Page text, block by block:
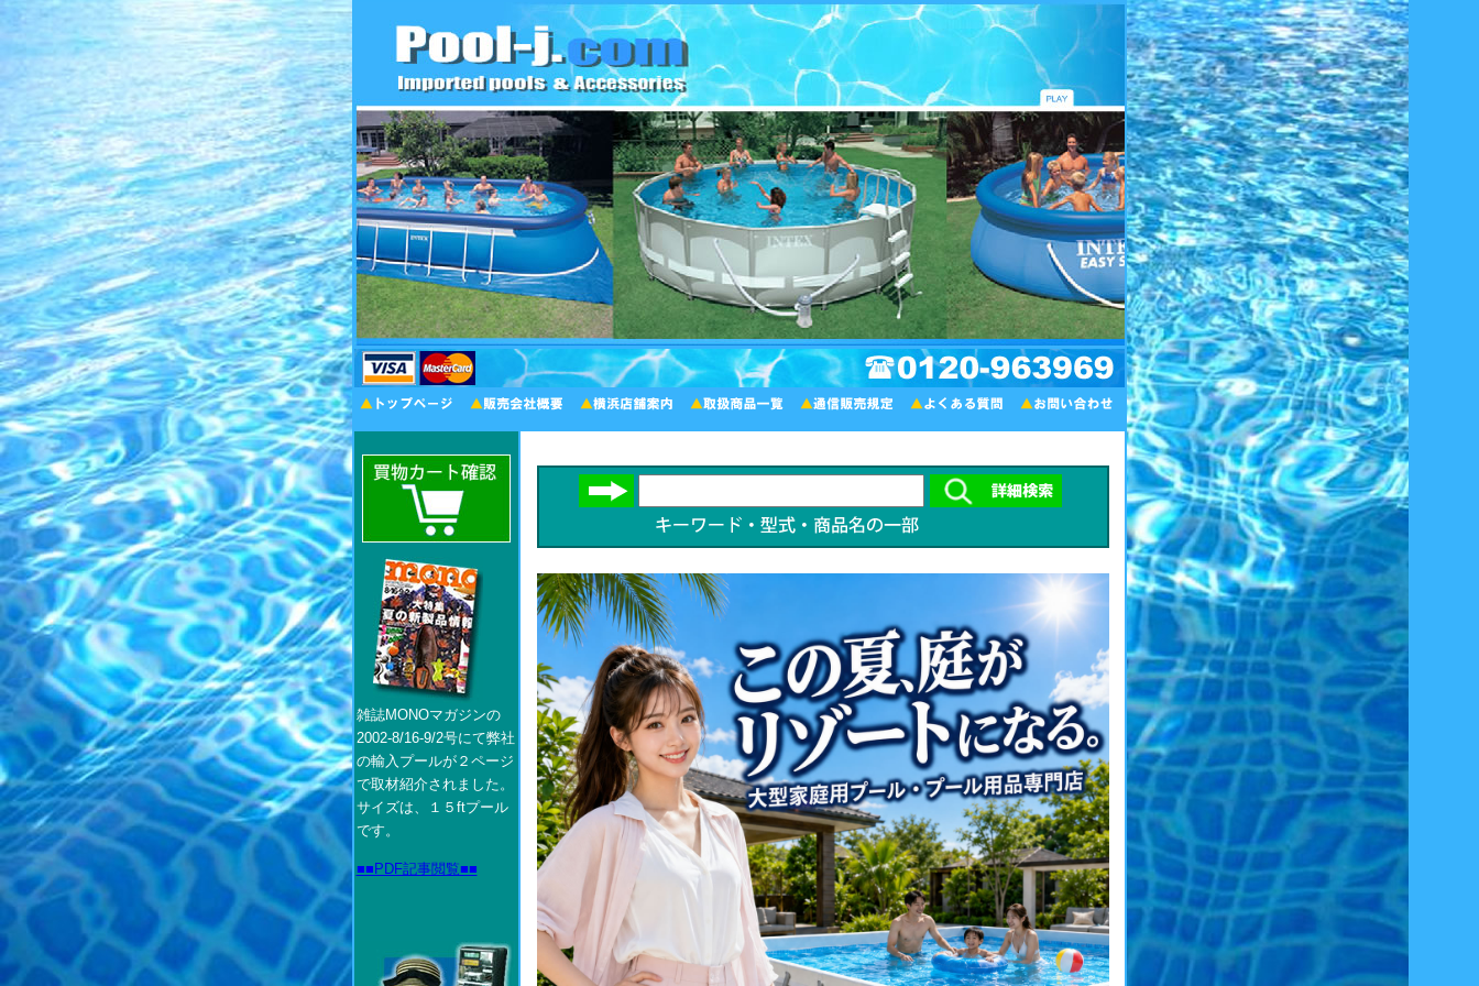
INTEXプール専門販売店｜家庭用大型プールの選び方・設営方法・部品情報
雑誌MONOマガジンの
2002-8/16-9/2号にて弊社
の輸入プールが２ページ
で取材紹介されました。
サイズは、１５ftプール
です。
■■PDF記事閲覧■■